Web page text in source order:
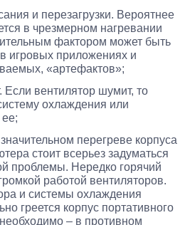
и перезагрузки. Вероятнее
в чрезмерном нагревании
фактором может быть
игровых приложениях и
«артефактов»;
Если вентилятор шумит, то
охлаждения или
перегреве корпуса
стоит всерьез задуматься
проблемы. Нередко горячий
работой вентиляторов.
и системы охлаждения
греется корпус портативного
– в противном